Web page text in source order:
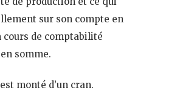
sur son compte en
cours de comptabilité
somme.
monté d’un cran.